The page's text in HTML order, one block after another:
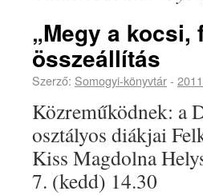
„Megy a
összeállítás
Szerző: Somogyi-könyvtár-
Közreműködnek: a
osztályos diákjai
Kiss Magdolna
7. (kedd) 14.30